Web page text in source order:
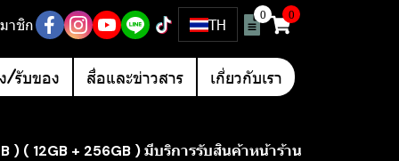
าชิก TH
0 0
/รับของ สื่อและข่าวสาร เกี่ยวกับเรา
) ( 12GB + 256GB ) มีบริการรับสินค้าหน้าร้าน